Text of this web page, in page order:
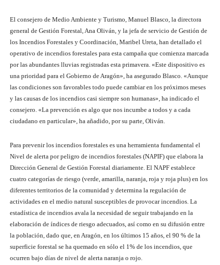
El consejero de Medio Ambiente y Turismo, Manuel Blasco, la directora
general de Gestión Forestal, Ana Oliván, y la jefa de servicio de Gestión de
los Incendios Forestales y Coordinación, Maribel Ureta, han detallado el
operativo de incendios forestales para esta campaña que comienza marcada
por las abundantes lluvias registradas esta primavera. «Este dispositivo es
una prioridad para el Gobierno de Aragón», ha asegurado Blasco. «Aunque
las condiciones son favorables todo puede cambiar en los próximos meses
y las causas de los incendios casi siempre son humanas», ha indicado el
consejero. «La prevención es algo que nos incumbe a todos y a cada
ciudadano en particular», ha añadido, por su parte, Oliván.
Para prevenir los incendios forestales es una herramienta fundamental el
Nivel de alerta por peligro de incendios forestales (NAPIF) que elabora la
Dirección General de Gestión Forestal diariamente. El NAPF establece
cuatro categorías de riesgo (verde, amarilla, naranja, roja y roja plus) en los
diferentes territorios de la comunidad y determina la regulación de
actividades en el medio natural susceptibles de provocar incendios. La
estadística de incendios avala la necesidad de seguir trabajando en la
elaboración de índices de riesgo adecuados, así como en su difusión entre
la población, dado que, en Aragón, en los últimos 15 años, el 90 % de la
superficie forestal se ha quemado en sólo el 1% de los incendios, que
ocurren bajo días de nivel de alerta naranja o rojo.